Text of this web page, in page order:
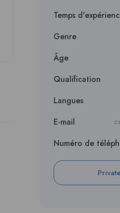
Temps
Genre
Âge
Qualification
Langues
E-mail
Numéro de